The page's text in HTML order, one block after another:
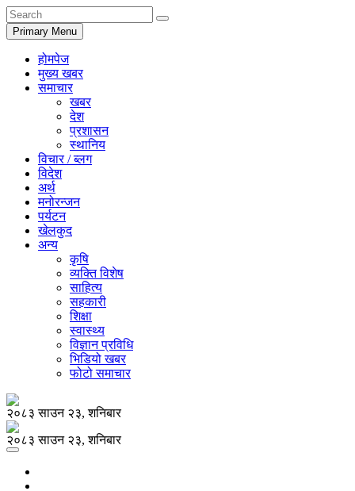
Primary Menu
होमपेज
मुख्य खबर
समाचार
खबर
देश
प्रशासन
स्थानिय
विचार / ब्लग
विदेश
अर्थ
मनोरन्जन
पर्यटन
खेलकुद
अन्य
कृषि
व्यक्ति विशेष
साहित्य
सहकारी
शिक्षा
स्वास्थ्य
विज्ञान प्रविधि
भिडियो खबर
फोटो समाचार
२०८३ साउन २३, शनिबार
२०८३ साउन २३, शनिबार